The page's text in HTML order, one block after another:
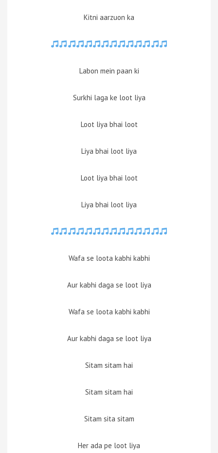
Kitni aarzuon ka
Labon mein paan ki
Surkhi laga ke loot liya
Loot liya bhai loot
Liya bhai loot liya
Loot liya bhai loot
Liya bhai loot liya
Wafa se loota kabhi kabhi
Aur kabhi daga se loot liya
Wafa se loota kabhi kabhi
Aur kabhi daga se loot liya
Sitam sitam hai
Sitam sitam hai
Sitam sita sitam
Her ada pe loot liya